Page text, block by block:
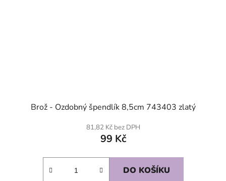
Brož - Ozdobný špendlík 8,5cm 743403 zlatý
81,82 Kč bez DPH
99 Kč
DO KOŠÍKU